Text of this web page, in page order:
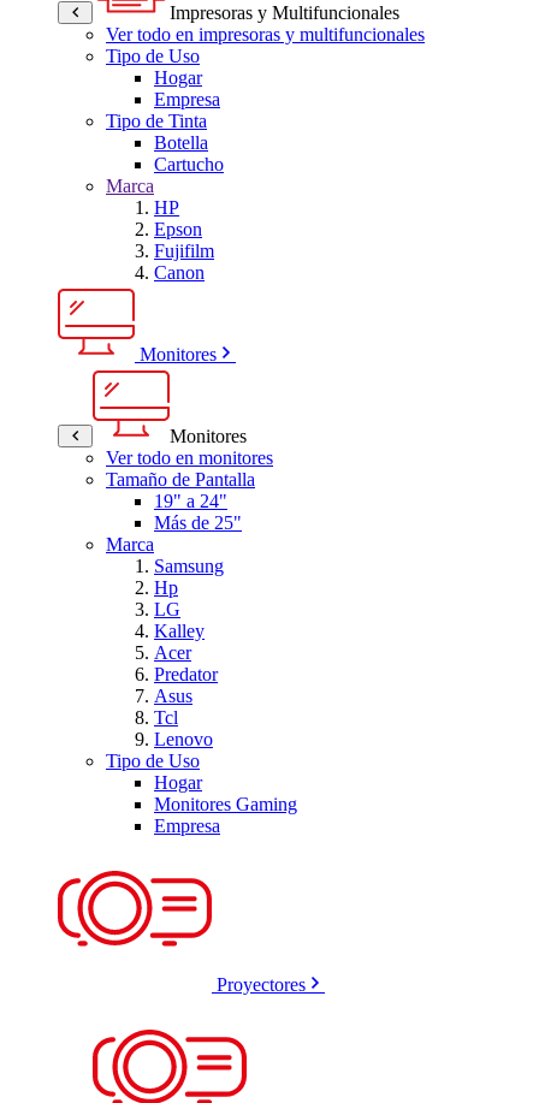
Impresoras y Multifuncionales
Ver todo en impresoras y multifuncionales
Tipo de Uso
Hogar
Empresa
Tipo de Tinta
Botella
Cartucho
Marca
HP
Epson
Fujifilm
Canon
Monitores
Monitores
Ver todo en monitores
Tamaño de Pantalla
19" a 24"
Más de 25"
Marca
Samsung
Hp
LG
Kalley
Acer
Predator
Asus
Tcl
Lenovo
Tipo de Uso
Hogar
Monitores Gaming
Empresa
Proyectores